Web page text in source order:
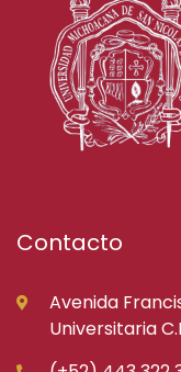
Contacto
Avenida
Universitaria